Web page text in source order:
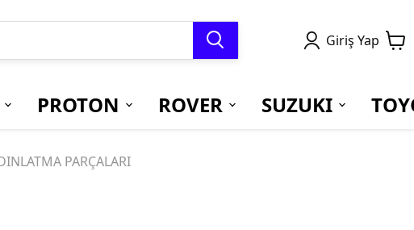
Giriş Yap
PROTON ROVER SUZUKI
PARÇALARI